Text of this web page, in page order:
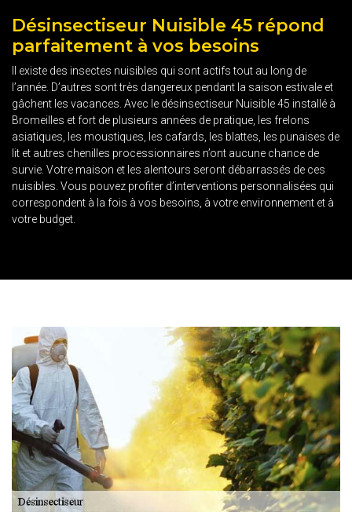
Désinsectiseur Nuisible 45 répond
parfaitement à vos besoins
Il existe des insectes nuisibles qui sont actifs tout au long de
l’année. D’autres sont très dangereux pendant la saison estivale et
gâchent les vacances. Avec le désinsectiseur Nuisible 45 installé à
Bromeilles et fort de plusieurs années de pratique, les frelons
asiatiques, les moustiques, les cafards, les blattes, les punaises de
lit et autres chenilles processionnaires n’ont aucune chance de
survie. Votre maison et les alentours seront débarrassés de ces
nuisibles. Vous pouvez profiter d’interventions personnalisées qui
correspondent à la fois à vos besoins, à votre environnement et à
votre budget.